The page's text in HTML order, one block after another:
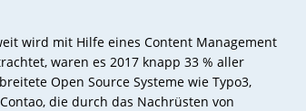
wird mit Hilfe eines Content Management
waren es 2017 knapp 33 % aller
Open Source Systeme wie Typo3,
die durch das Nachrüsten von